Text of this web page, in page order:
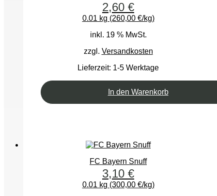
2,60 €
0.01 kg (260,00 €/kg)
inkl. 19 % MwSt.
zzgl. Versandkosten
Lieferzeit: 1-5 Werktage
In den Warenkorb
FC Bayern Snuff
3,10 €
0.01 kg (300,00 €/kg)